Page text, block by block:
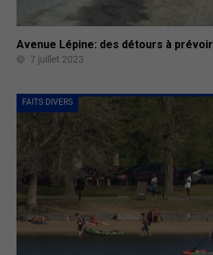
Avenue Lépine: des détours à prévoir
7 juillet 2023
FAITS DIVERS